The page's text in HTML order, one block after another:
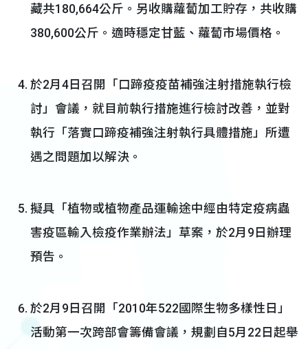
藏共180,664公斤。另收購蘿蔔加工貯存，共收購
380,600公斤。適時穩定甘藍、蘿蔔市場價格。
於2月4日召開「口蹄疫疫苗補強注射措施執行檢
討」會議，就目前執行措施進行檢討改善，並對
執行「落實口蹄疫補強注射執行具體措施」所遭
遇之問題加以解決。
擬具「植物或植物產品運輸途中經由特定疫病蟲
害疫區輸入檢疫作業辦法」草案，於2月9日辦理
預告。
於2月9日召開「2010年522國際生物多樣性日」
活動第一次跨部會籌備會議，規劃自5月22日起舉